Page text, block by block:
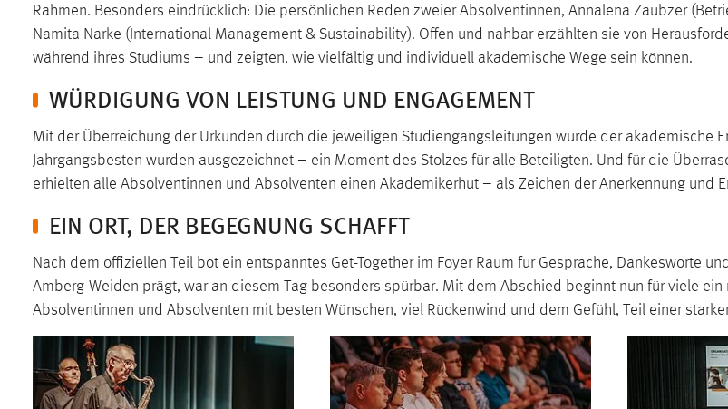
Rahmen. Besonders eindrücklich: Die persönlichen Reden zweier Absolventinnen, Annalena Zaubzer
Namita Narke (International Management & Sustainability). Offen und nahbar erzählten sie von
während ihres Studiums – und zeigten, wie vielfältig und individuell akademische Wege sein können.
WÜRDIGUNG VON LEISTUNG UND ENGAGEMENT
Mit der Überreichung der Urkunden durch die jeweiligen Studiengangsleitungen wurde der akademische
Jahrgangsbesten wurden ausgezeichnet – ein Moment des Stolzes für alle Beteiligten. Und für die
erhielten alle Absolventinnen und Absolventen einen Akademikerhut – als Zeichen der Anerkennung und
EIN ORT, DER BEGEGNUNG SCHAFFT
Nach dem offiziellen Teil bot ein entspanntes Get-Together im Foyer Raum für Gespräche, Dankesworte
Amberg-Weiden prägt, war an diesem Tag besonders spürbar. Mit dem Abschied beginnt nun für viele
Absolventinnen und Absolventen mit besten Wünschen, viel Rückenwind und dem Gefühl, Teil einer
Name: cookie_consent
Zweck:
Dieser Cookie speichert die
des Benutzers
Cookie Laufzeit: 1 Jahr
Performance
Name: staticfilecache
Zweck:
Für performante Seitenauslieferung wird
eingeloggt ist.
Sprachpräferenz
Name: site-language-preference